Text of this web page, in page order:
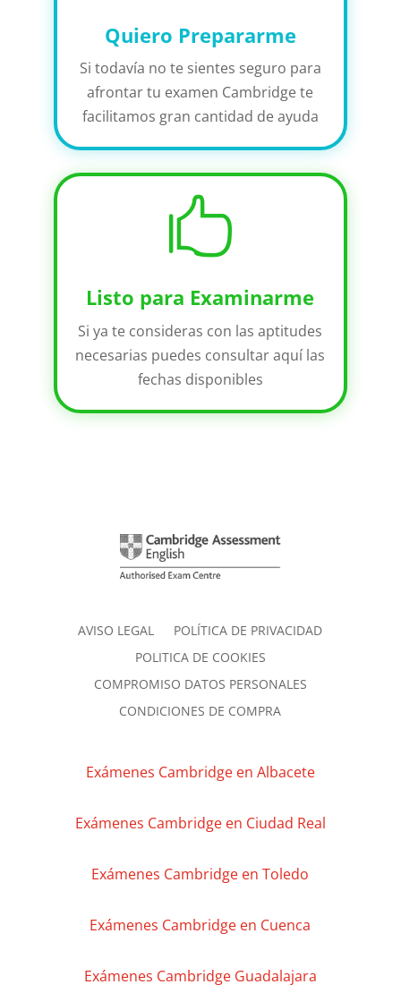
Quiero Prepararme
Si todavía no te sientes seguro para
afrontar tu examen Cambridge te
facilitamos gran cantidad de ayuda

Listo para Examinarme
Si ya te consideras con las aptitudes
necesarias puedes consultar aquí las
fechas disponibles
AVISO LEGAL
POLÍTICA DE PRIVACIDAD
POLITICA DE COOKIES
COMPROMISO DATOS PERSONALES
CONDICIONES DE COMPRA
Exámenes Cambridge en Albacete
Exámenes Cambridge en Ciudad Real
Exámenes Cambridge en Toledo
Exámenes Cambridge en Cuenca
Exámenes Cambridge Guadalajara